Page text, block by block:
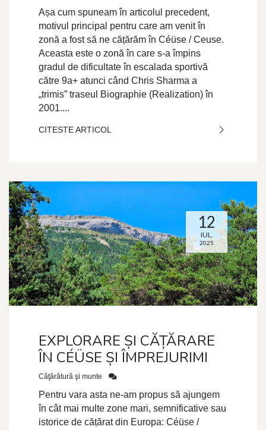
Așa cum spuneam în articolul precedent,
motivul principal pentru care am venit în
zonă a fost să ne cățărăm în Céüse / Ceuse.
Aceasta este o zonă în care s-a împins
gradul de dificultate în escalada sportivă
către 9a+ atunci când Chris Sharma a
„trimis” traseul Biographie (Realization) în
2001....
CITESTE ARTICOL
12
IUL.
2025
EXPLORARE ȘI CĂȚĂRARE
ÎN CÉÜSE ȘI ÎMPREJURIMI
Căţărătură şi munte
Pentru vara asta ne-am propus să ajungem
în cât mai multe zone mari, semnificative sau
istorice de cățărat din Europa: Céüse /